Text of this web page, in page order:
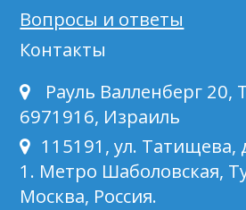
Вопросы и ответы
Контакты
Рауль Валленберг 20,
6971916, Израиль
115191, ул. Татищева,
1. Метро Шаболовская,
Москва, Россия.